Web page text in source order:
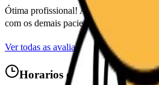
Ótima profissional! Atenciosa e
com os demais pacientes também ❤️
Ver todas as avaliações
Horarios de Atendimento